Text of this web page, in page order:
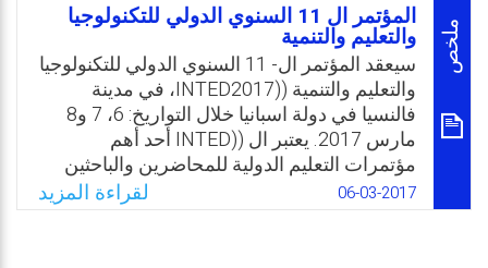
ملخص
المؤتمر ال 11 السنوي الدولي للتكنولوجيا
والتعليم والتنمية
سيعقد المؤتمر ال- 11 السنوي الدولي للتكنولوجيا
والتعليم والتنمية ((INTED2017، في مدينة
فالنسيا في دولة اسبانيا خلال التواريخ: 6، 7 و8
مارس 2017. يعتبر ال ((INTED أحد أهم
مؤتمرات التعليم الدولية للمحاضرين والباحثين
والتقنيين والمهنيين من القطاع التعليمي. وبعد 10
أعوام متتالية من انعقاده، أصبح حدثًا مرجعيًا حيث
06-03-2017 لقراءة المزيد